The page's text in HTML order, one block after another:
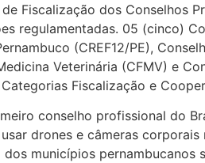
Fiscalização dos Conselhos
regulamentadas. 05 (cinco)
(CREF12/PE),
Veterinária (CFMV) e
Fiscalização e
conselho profissional do
drones e câmeras
dos municípios